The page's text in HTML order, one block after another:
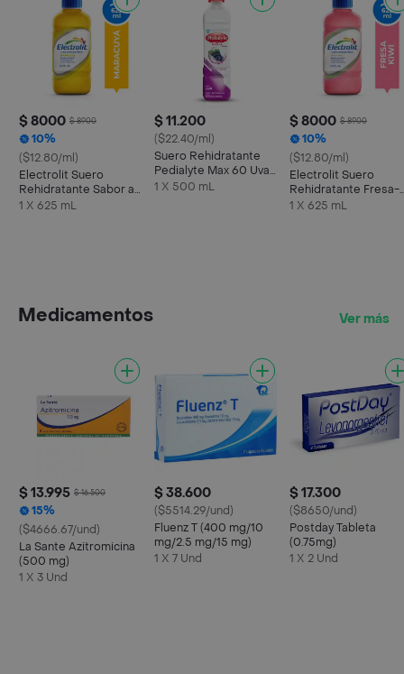
$ 8000 $ 8900
10%
($12.80/ml)
Electrolit Suero
Rehidratante Sabor a
Maracuyá
1 X 625 mL
$ 11.200
($22.40/ml)
Suero Rehidratante
Pedialyte Max 60 Uva
Frasco 500 mL
1 X 500 mL
$ 8000 $ 8900
10%
($12.80/ml)
Electrolit Suero
Rehidratante Fresa-
Kiwi
1 X 625 mL
Medicamentos Ver más
$ 13.995 $ 16.500
15%
($4666.67/und)
La Sante Azitromicina
(500 mg)
1 X 3 Und
$ 38.600
($5514.29/und)
Fluenz T (400 mg/10
mg/2.5 mg/15 mg)
1 X 7 Und
$ 17.300
($8650/und)
Postday Tableta
(0.75mg)
1 X 2 Und